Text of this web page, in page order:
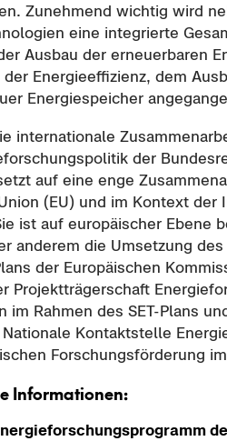
Zu­neh­mend wich­tig wird
eine in­te­grier­te
Aus­bau der er­neu­er­ba­ren
En­er­gie­ef­fi­zi­enz, dem
En­er­gie­spei­cher
in­ter­na­tio­na­le
der
auf eine enge
(EU) und im Kon­text der
ist auf eu­ro­päi­scher Ebene
an­de­rem die Um­set­zung
der Eu­ro­päi­schen
Pro­jekt­trä­ger­schaft
im Rah­men des SET-​Plans
Kon­takt­stel­le
For­schungs­för­de­rung
In­for­ma­tio­nen: